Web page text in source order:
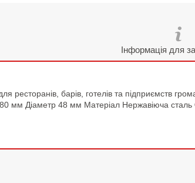
Інформація для
барів, готелів та підприємств
мм Діаметр 48 мм Матеріал Нержавіюча